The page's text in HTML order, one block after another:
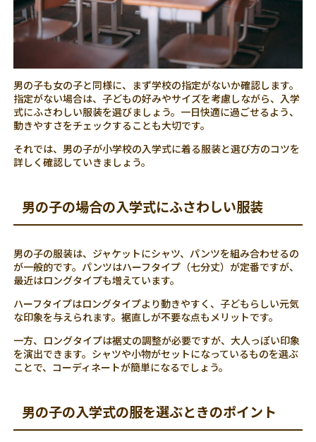
男の子も女の子と同様に、まず学校の指定がないか確認します。
指定がない場合は、子どもの好みやサイズを考慮しながら、入学
式にふさわしい服装を選びましょう。一日快適に過ごせるよう、
動きやすさをチェックすることも大切です。
それでは、男の子が小学校の入学式に着る服装と選び方のコツを
詳しく確認していきましょう。
男の子の場合の入学式にふさわしい服装
男の子の服装は、ジャケットにシャツ、パンツを組み合わせるの
が一般的です。パンツはハーフタイプ（七分丈）が定番ですが、
最近はロングタイプも増えています。
ハーフタイプはロングタイプより動きやすく、子どもらしい元気
な印象を与えられます。裾直しが不要な点もメリットです。
一方、ロングタイプは裾丈の調整が必要ですが、大人っぽい印象
を演出できます。シャツや小物がセットになっているものを選ぶ
ことで、コーディネートが簡単になるでしょう。
男の子の入学式の服を選ぶときのポイント